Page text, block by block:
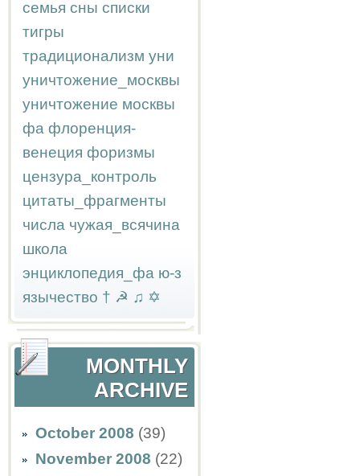
семья сны списки
тигры
традиционализм уни
уничтожение_москвы
уничтожение москвы
фа флоренция-
венеция форизмы
цензура_контроль
цитаты_фрагменты
числа чужая_всячина
школа
энциклопедия_фа ю-з
язычество † ☭ ♫ ✡
MONTHLY
ARCHIVE
October 2008 (39)
November 2008 (22)